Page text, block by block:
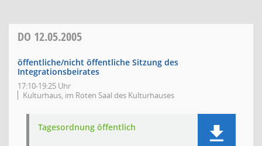
DO 12.05.2005
öffentliche/nicht öffentliche Sitzung des
Integrationsbeirates
17:10-19:25 Uhr
Kulturhaus, im Roten Saal des Kulturhauses
Tagesordnung öffentlich